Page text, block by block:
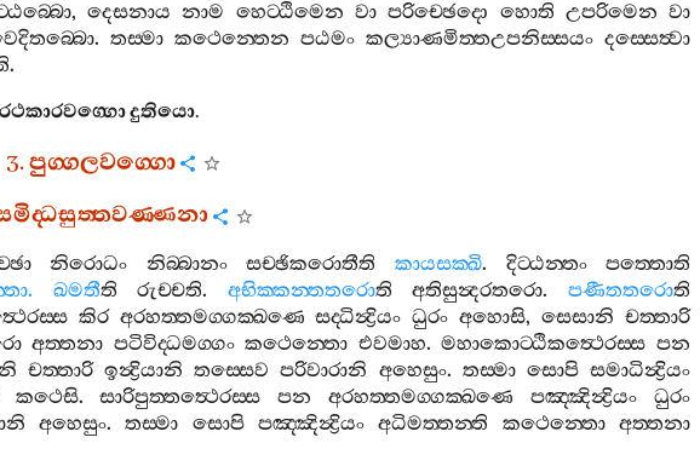
,දෙසනාය නාම හෙට‍්ඨිමෙන වා පරිච‍්ඡෙදො හොති උපරිමෙන වා
. තස‍්මා කථෙන‍්තෙන පඨමං කල්‍යාණමිත‍්තඋපනිස‍්සයං දස‍්සෙත්‍වා
.
රථකාරවග‍්ගොදුතියො.
3.පුග‍්ගලවග‍්ගො
නිරොධං නිබ‍්බානං සච‍්ඡිකරොතීති කායසක‍්ඛි. දිට‍්ඨන‍්තං
පත‍්තොති
. ඛමතීති රුච‍්චති. අභික‍්කන‍්තතරොති අතිසුන්‍දරතරො. පණීතතරොති
කිර අරහත‍්තමග‍්ගක‍්ඛණෙ සද‍්ධින්‍ද්‍රියං ධුරං අහොසි,සෙසානි චත‍්තාරි
අත‍්තනා පටිවිද‍්ධමග‍්ගං කථෙන‍්තො එවමාහ.මහාකොට‍්ඨිකත්‍ථෙරස‍්ස පන
චත‍්තාරි ඉන්‍ද්‍රියානි තස‍්සෙව පරිවාරානි අහෙසුං. තස‍්මා සොපි සමාධින්‍ද්‍රියං
කථෙසි.සාරිපුත‍්තත්‍ථෙරස‍්ස පන අරහත‍්තමග‍්ගක‍්ඛණෙ පඤ‍්ඤින්‍ද්‍රියං
ධුරං
අහෙසුං.තස‍්මා සොපි පඤ‍්ඤින්‍ද්‍රියං අධිමත‍්තන‍්ති කථෙන‍්තො අත‍්තනා